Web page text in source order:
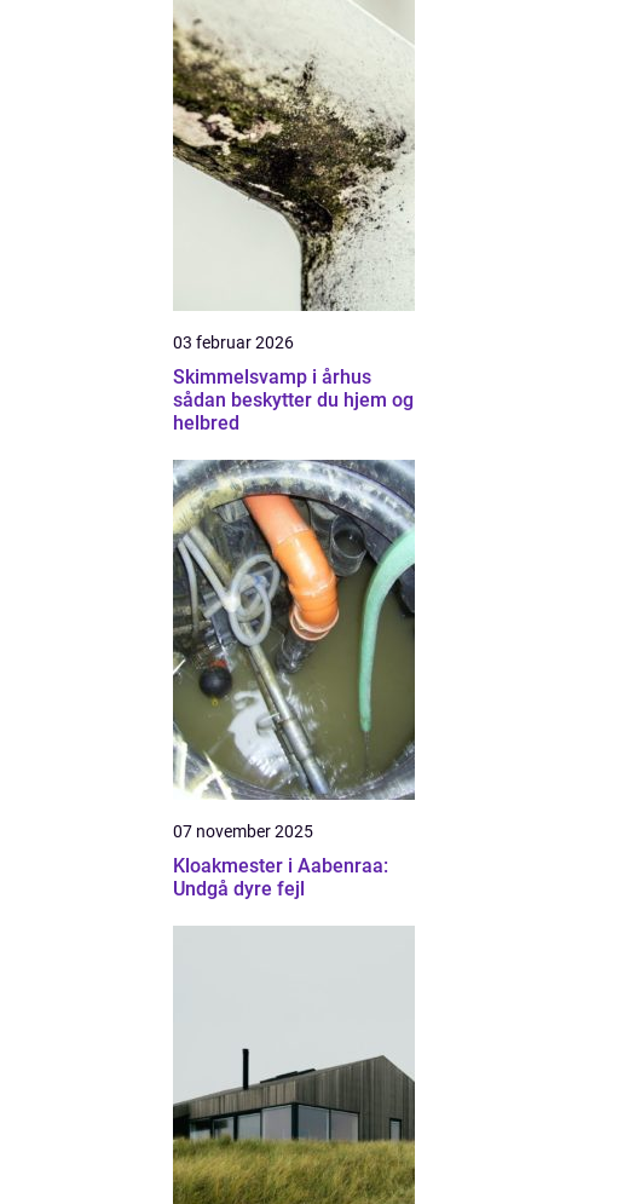
03 februar 2026
Skimmelsvamp i århus
sådan beskytter du hjem og
helbred
07 november 2025
Kloakmester i Aabenraa:
Undgå dyre fejl